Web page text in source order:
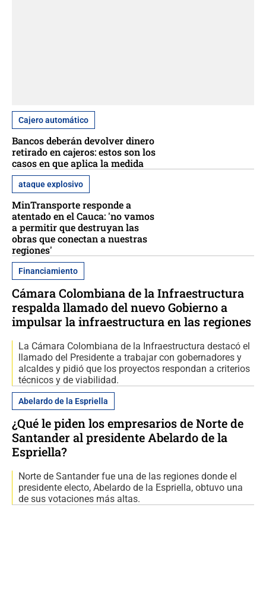
Cajero automático
Bancos deberán devolver dinero
retirado en cajeros: estos son los
casos en que aplica la medida
ataque explosivo
MinTransporte responde a
atentado en el Cauca: 'no vamos
a permitir que destruyan las
obras que conectan a nuestras
regiones'
Financiamiento
Cámara Colombiana de la Infraestructura
respalda llamado del nuevo Gobierno a
impulsar la infraestructura en las regiones
La Cámara Colombiana de la Infraestructura destacó el
llamado del Presidente a trabajar con gobernadores y
alcaldes y pidió que los proyectos respondan a criterios
técnicos y de viabilidad.
Abelardo de la Espriella
¿Qué le piden los empresarios de Norte de
Santander al presidente Abelardo de la
Espriella?
Norte de Santander fue una de las regiones donde el
presidente electo, Abelardo de la Espriella, obtuvo una
de sus votaciones más altas.